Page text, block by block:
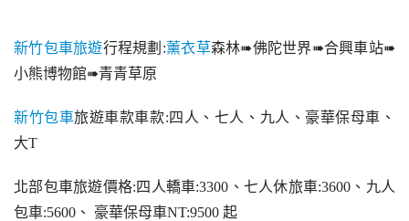
新竹包車旅遊行程規劃:薰衣草森林➠佛陀世界➠合興車站➠
小熊博物館➠青青草原
新竹包車旅遊車款車款:四人、七人、九人、豪華保母車、
大T
北部包車旅遊價格:四人轎車:3300、七人休旅車:3600、九人
包車:5600、 豪華保母車NT:9500 起